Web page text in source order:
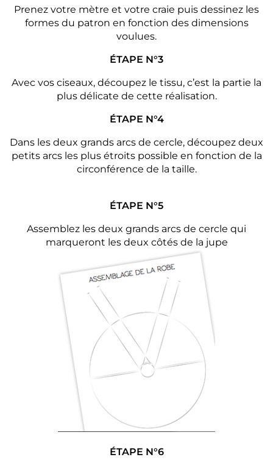
Prenez votre mètre et votre craie puis dessinez les
formes du patron en fonction des dimensions
voulues.
ÉTAPE N°3
Avec vos ciseaux, découpez le tissu, c’est la partie la
plus délicate de cette réalisation.
ÉTAPE N°4
Dans les deux grands arcs de cercle, découpez deux
petits arcs les plus étroits possible en fonction de la
circonférence de la taille.
ÉTAPE N°5
Assemblez les deux grands arcs de cercle qui
marqueront les deux côtés de la jupe
ÉTAPE N°6